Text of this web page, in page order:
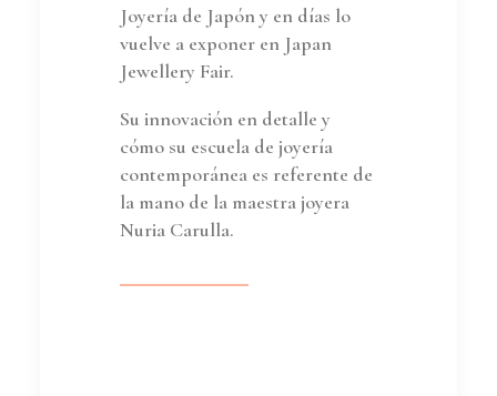
Joyería de Japón y en días lo
vuelve a exponer en Japan
Jewellery Fair.
Su innovación en detalle y
cómo su escuela de joyería
contemporánea es referente de
la mano de la maestra joyera
Nuria Carulla.